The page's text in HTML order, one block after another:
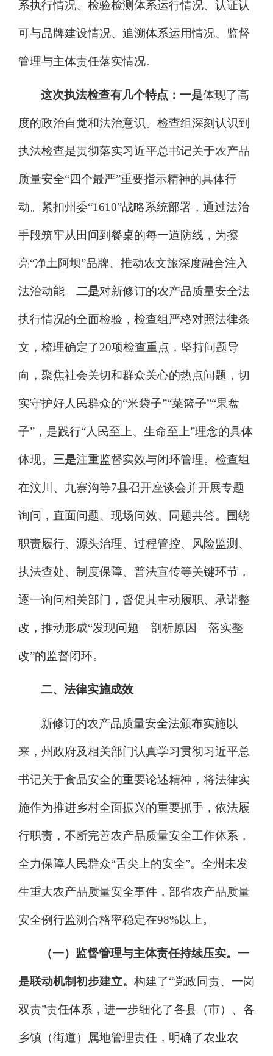
系执行情况、检验检测体系运行情况、认证认
可与品牌建设情况、追溯体系运用情况、监督
管理与主体责任落实情况。
这次执法检查有几个特点：一是体现了高
度的政治自觉和法治意识。检查组深刻认识到
执法检查是贯彻落实习近平总书记关于农产品
质量安全“四个最严”重要指示精神的具体行
动。紧扣州委“1610”战略系统部署，通过法治
手段筑牢从田间到餐桌的每一道防线，为擦
亮“净土阿坝”品牌、推动农文旅深度融合注入
法治动能。 二是对新修订的农产品质量安全法
执行情况的全面检验， 检查组严格对照法律条
文，梳理确定了20项检查重点，坚持问题导
向，聚焦社会关切和群众关心的热点问题，切
实守护好人民群众的“米袋子”“菜篮子”“果盘
子”，是践行“人民至上、生命至上”理念的具体
体现。 三是注重监督实效与闭环管理。 检查组
在汶川、九寨沟等7县召开座谈会并开展专题
询问， 直面问题、现场问效、 同题共答。围绕
职责履行、源头治理、过程管控、风险监测、
执法查处、制度保障、普法宣传等关键环节，
逐一询问相关部门，督促其主动履职、承诺整
改，推动形成“发现问题—剖析原因—落实整
改”的监督闭环。
二、法律实施成效
新修订的农产品质量安全法颁布实施以
来 ， 州政府及相关部门认真学习贯彻习近平总
书记关于食品安全的重要论述精神， 将法律实
施作为推进乡村全面振兴的重要抓手 ，依法履
行职责， 不断完善农产品质量安全工作体系 ，
全力保障人民群众“舌尖上的安全”。 全州 未发
生重大农产品质量安全事件 ， 部省农产品质量
安全例行监测合格率稳定在98%以上。
（一）监督管理与主体责任持续压实。一
是联动机制初步建立。 构建了“党政同责、一岗
双责”责任体系，进一步细化了各县（市）、各
乡镇（街道）属地管理责任，明确了农业农